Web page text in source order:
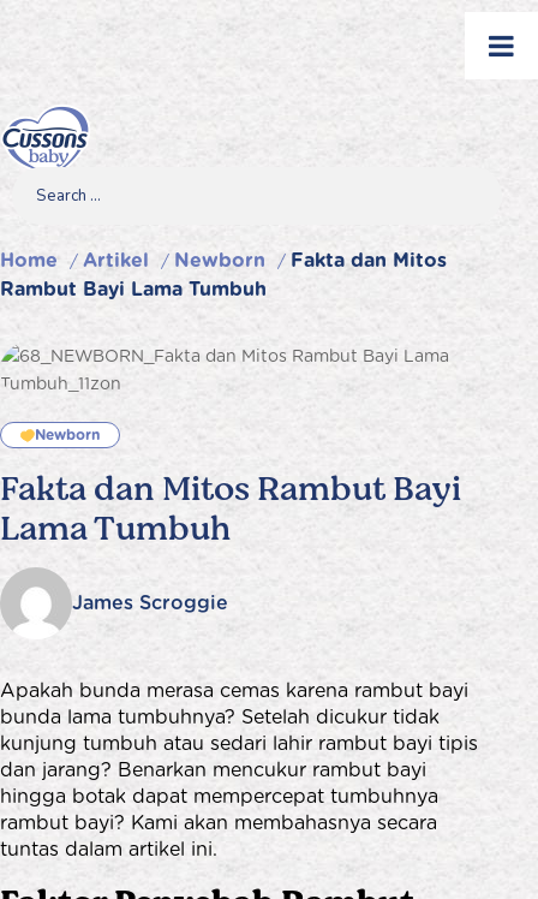
Search
Home / Artikel / Newborn / Fakta dan Mitos
Rambut Bayi Lama Tumbuh
Newborn
Fakta dan Mitos Rambut Bayi
Lama Tumbuh
James Scroggie
Apakah bunda merasa cemas karena rambut bayi
bunda lama tumbuhnya? Setelah dicukur tidak
kunjung tumbuh atau sedari lahir rambut bayi tipis
dan jarang? Benarkan mencukur rambut bayi
hingga botak dapat mempercepat tumbuhnya
rambut bayi? Kami akan membahasnya secara
tuntas dalam artikel ini.